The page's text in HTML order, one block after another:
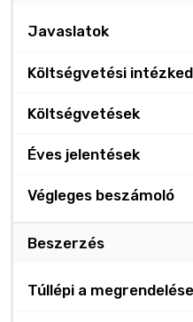
Javaslatok
Költségvetési
Költségvetések
Éves jelentések
Végleges beszámoló
Beszerzés
Túllépi a